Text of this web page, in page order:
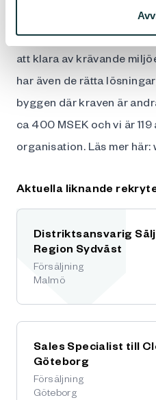
representerade i Finland,
och övriga Europa.
att klara av krävande
har även de rätta
byggen där kraven är
ca 400 MSEK och vi är
organisation. Läs mer här:
Aktuella liknande
Distriktsansvarig
Region Sydväst
Försäljning
Malmö
Sales Specialist till
Göteborg
Försäljning
Göteborg